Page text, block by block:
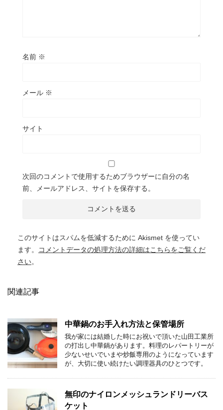
名前 ※
メール ※
サイト
次回のコメントで使用するためブラウザーに自分の名
前、メールアドレス、サイトを保存する。
このサイトはスパムを低減するために Akismet を使ってい
ます。
コメントデータの処理方法の詳細はこちらをご覧くだ
さい。
関連記事
中華鍋のお手入れ方法と保管場所
我が家には結婚した時にお祝いで頂いた山田工業所
の打出し中華鍋があります。料理のレパートリーが
少ないせいでいまや炒飯専用のようになっています
が、大切に使い続けたい調理器具のひとつです。
無印のナイロンメッシュランドリーバス
ケット